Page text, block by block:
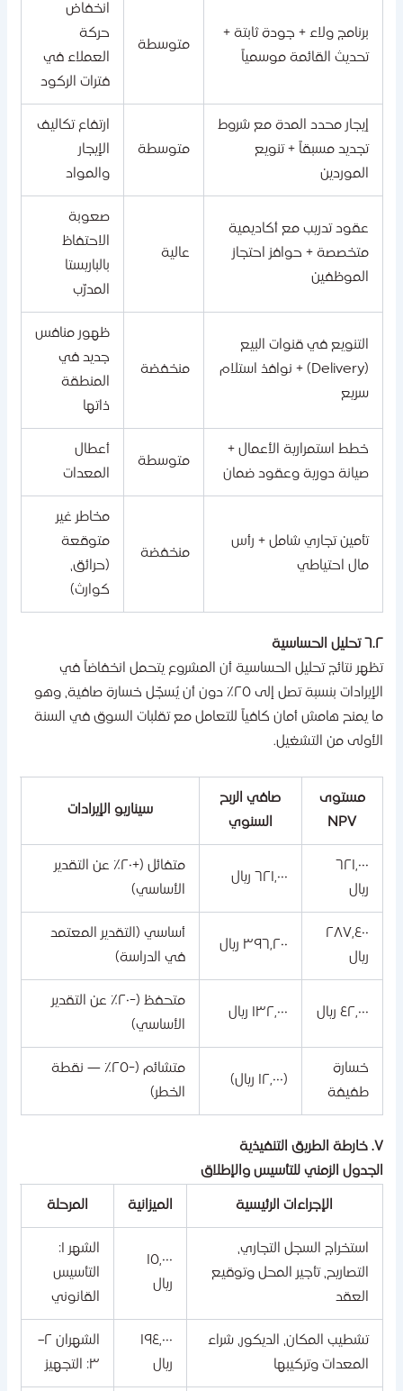
برنامج ولاء + جودة ثابتة +
تحديث القائمة موسمياً
متوسطة
انخفاض
حركة
العملاء في
فترات الركود
إيجار محدد المدة مع شروط
تجديد مسبقاً + تنويع
الموردين
متوسطة
ارتفاع تكاليف
الإيجار
والمواد
عقود تدريب مع أكاديمية
متخصصة + حوافز احتجاز
الموظفين
عالية
صعوبة
الاحتفاظ
بالباريستا
المدرّب
التنويع في قنوات البيع
(Delivery) + نوافذ استلام
سريع
منخفضة
ظهور منافس
جديد في
المنطقة
ذاتها
خطط استمرارية الأعمال +
صيانة دورية وعقود ضمان
متوسطة
أعطال
المعدات
تأمين تجاري شامل + رأس
مال احتياطي
منخفضة
مخاطر غير
متوقعة
(حرائق،
كوارث)
نتائج تحليل الحساسية أن المشروع يتحمل انخفاضاً في
الإيرادات بنسبة تصل إلى ٢٥٪ دون أن يُسجّل خسارة صافية، وهو
يمنح هامش أمان كافياً للتعامل مع تقلبات السوق في السنة
من التشغيل.
مستوى
NPV
صافي الربح
السنوي
سيناريو الإيرادات
٦٢١,٠٠٠
٦٢١,٠٠٠ ريال
متفائل (+٢٠٪ عن التقدير
الأساسي)
٢٨٧,٤٠٠
٣٩٦,٢٠٠ ريال
أساسي (التقدير المعتمد
في الدراسة)
٤٢,٠٠٠ ريال ١٣٢,٠٠٠ ريال
متحفظ (-٢٠٪ عن التقدير
الأساسي)
خسارة
طفيفة
متشائم (-٢٥٪ — نقطة
الخطر)
الزمني للتأسيس والإطلاق
الإجراءات الرئيسية الميزانية المرحلة
استخراج السجل التجاري،
التصاريح، تأجير المحل وتوقيع
العقد
١٥,٠٠٠
الشهر ١:
التأسيس
القانوني
تشطيب المكان، الديكور، شراء
المعدات وتركيبها
١٩٤,٠٠٠
الشهران ٢–